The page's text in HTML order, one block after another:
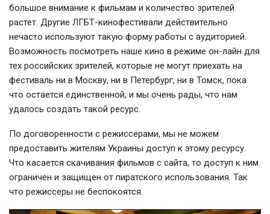
большое внимание к фильмам и количество зрителей
растет. Другие ЛГБТ-кинофестивали действительно
нечасто используют такую форму работы с аудиторией.
Возможность посмотреть наше кино в режиме он-лайн для
тех российских зрителей, которые не могут приехать на
фестиваль ни в Москву, ни в Петербург, ни в Томск, пока
что остается единственной, и мы очень рады, что нам
удалось создать такой ресурс.
По договоренности с режиссерами, мы не можем
предоставить жителям Украины доступ к этому ресурсу.
Что касается скачивания фильмов с сайта, то доступ к ним
ограничен и защищен от пиратского использования. Так
что режиссеры не беспокоятся.